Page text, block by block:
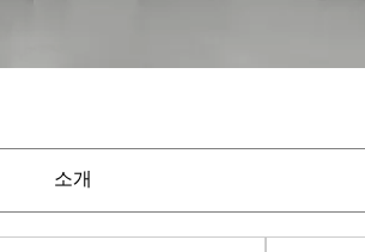
소개